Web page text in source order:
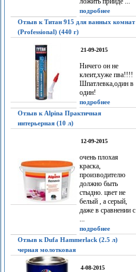
подробнее
Отзыв к Титан 915 для ванных комнат
(Professional) (440 г)
21-09-2015
Ничего он не
клеит,хуже пва!!!!
Шпатлевка,один в
один!
подробнее
Отзыв к Alpina Практичная
интерьерная (10 л)
12-09-2015
очень плохая
краска,
производителю
должно быть
стыдно. цвет не
белый , а серый,
даже в сравнении с
...
подробнее
Отзыв к Dufa Hammerlack (2.5 л)
черная молотковая
4-08-2015